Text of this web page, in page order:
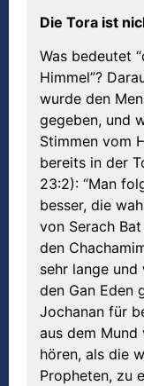
Die Tora ist
Was bedeutet
Himmel”?
wurde den
gegeben, und
Stimmen vom
bereits in der
23:2): “Man
besser, die
von Serach
den
sehr lange
den Gan Eden
Jochanan für
aus dem Mund
hören, als die
Propheten, zu